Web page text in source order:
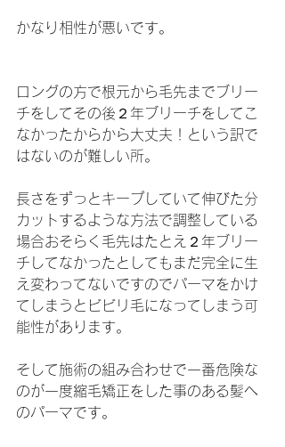
かなり相性が悪いです。
ロングの方で根元から毛先までブリー
チをしてその後２年ブリーチをしてこ
なかったからから大丈夫！という訳で
はないのが難しい所。
長さをずっとキープしていて伸びた分
カットするような方法で調整している
場合おそらく毛先はたとえ２年ブリー
チしてなかったとしてもまだ完全に生
え変わってないですのでパーマをかけ
てしまうとビビリ毛になってしまう可
能性があります。
そして施術の組み合わせで一番危険な
のが一度縮毛矯正をした事のある髪へ
のパーマです。